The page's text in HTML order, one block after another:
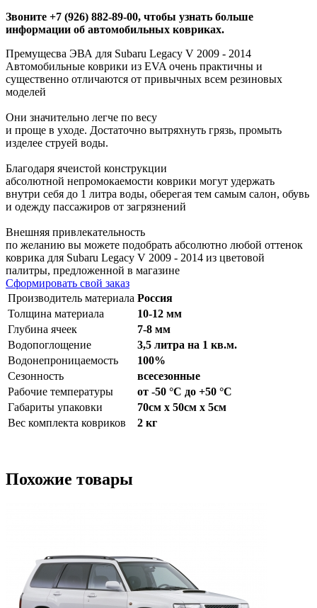
Звоните +7 (926) 882-89-00, чтобы узнать больше
информации об автомобильных ковриках.
Премущесва ЭВА для Subaru Legacy V 2009 - 2014
Автомобильные коврики из EVA очень практичны и
существенно отличаются от привычных всем резиновых
моделей
Они значительно легче по весу
и проще в уходе. Достаточно вытряхнуть грязь, промыть
изделее струей воды.
Благодаря ячеистой конструкции
абсолютной непромокаемости коврики могут удержать
внутри себя до 1 литра воды, оберегая тем самым салон, обувь
и одежду пассажиров от загрязнений
Внешняя привлекательность
по желанию вы можете подобрать абсолютно любой оттенок
коврика для Subaru Legacy V 2009 - 2014 из цветовой
палитры, предложенной в магазине
Сформировать свой заказ
Производитель материала Россия
Толщина материала
10-12 мм
Глубина ячеек
7-8 мм
Водопоглощение
3,5 литра на 1 кв.м.
Водонепроницаемость
100%
Сезонность
всесезонные
Рабочие температуры
от -50 °С до +50 °С
Габариты упаковки
70см x 50см x 5см
Вес комплекта ковриков
2 кг
Похожие товары